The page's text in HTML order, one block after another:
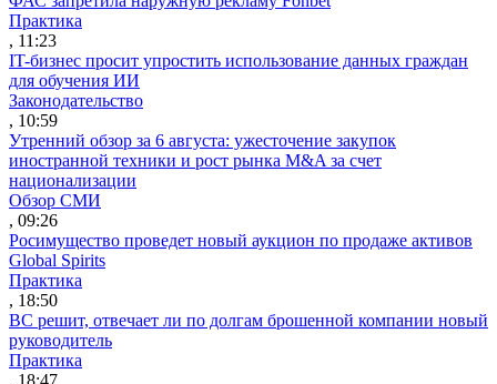
Практика
, 11:23
IT-бизнес просит упростить использование данных граждан
для обучения ИИ
Законодательство
, 10:59
Утренний обзор за 6 августа: ужесточение закупок
иностранной техники и рост рынка M&A за счет
национализации
Обзор СМИ
, 09:26
Росимущество проведет новый аукцион по продаже активов
Global Spirits
Практика
, 18:50
ВС решит, отвечает ли по долгам брошенной компании новый
руководитель
Практика
, 18:47